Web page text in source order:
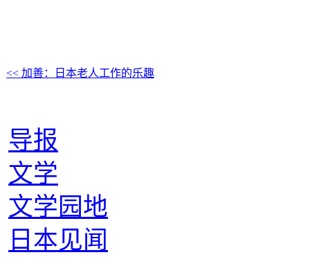
<< 加善：日本老人工作的乐趣
导报
文学
文学园地
日本见闻